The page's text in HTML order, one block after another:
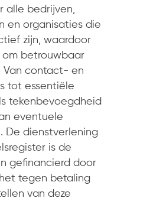
alle bedrijven,
en organisaties die
zijn, waardoor
om betrouwbaar
Van contact- en
tot essentiële
tekenbevoegdheid
eventuele
De dienstverlening
is de
gefinancierd door
tegen betaling
van deze